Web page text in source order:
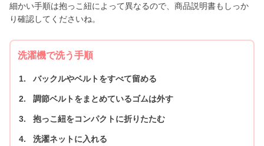
細かい手順は抱っこ紐によって異なるので、商品説明書もしっか
り確認してくださいね。
洗濯機で洗う手順
バックルやベルトをすべて留める
調節ベルトをまとめているゴムは外す
抱っこ紐をコンパクトに折りたたむ
洗濯ネットに入れる